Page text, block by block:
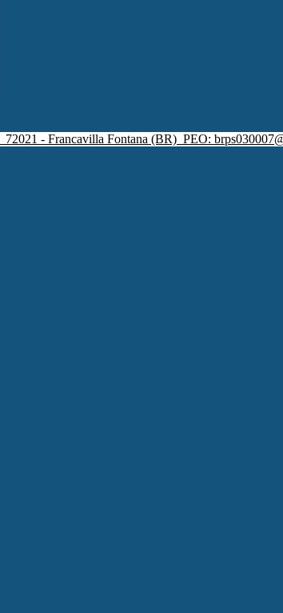
72021 - Francavilla Fontana (BR) PEO: